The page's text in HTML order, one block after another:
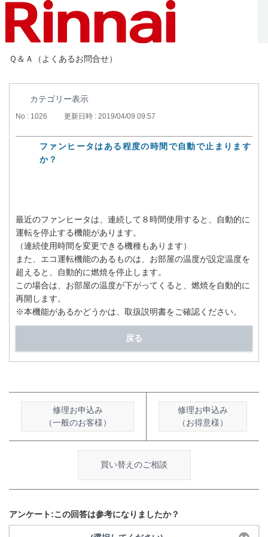
Ｑ＆Ａ（よくあるお問合せ）
カテゴリー表示
No : 1026 更新日時 : 2019/04/09 09:57
ファンヒータはある程度の時間で自動で止まります
か？
最近のファンヒータは、連続して８時間使用すると、自動的に
運転を停止する機能があります。
（連続使用時間を変更できる機種もあります）
また、エコ運転機能のあるものは、お部屋の温度が設定温度を
超えると、自動的に燃焼を停止します。
この場合は、お部屋の温度が下がってくると、燃焼を自動的に
再開します。
※本機能があるかどうかは、取扱説明書をご確認ください。
戻る
修理お申込み
（一般のお客様）
修理お申込み
（お得意様）
買い替えのご相談
アンケート:この回答は参考になりましたか？